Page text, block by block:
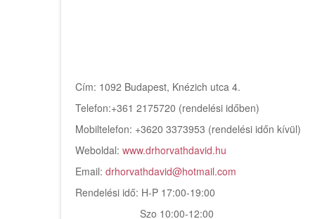
Cím: 1092 Budapest, Knézich utca 4.
Telefon:+361 2175720 (rendelési időben)
Mobiltelefon: +3620 3373953 (rendelési időn kívül)
Weboldal: www.drhorvathdavid.hu
Email: drhorvathdavid@hotmail.com
Rendelési idő: H-P 17:00-19:00
Szo 10:00-12:00